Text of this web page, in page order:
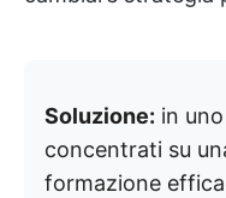
Soluzione: in
concentrati su
formazione